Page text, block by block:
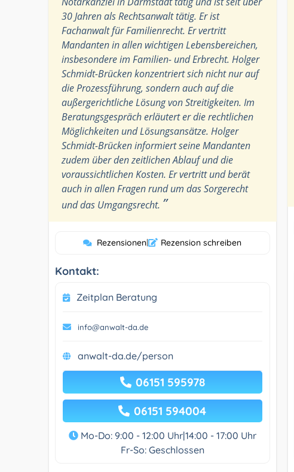
30 Jahren als Rechtsanwalt tätig. Er ist
Fachanwalt für Familienrecht. Er vertritt
Mandanten in allen wichtigen Lebensbereichen,
insbesondere im Familien- und Erbrecht. Holger
Schmidt-Brücken konzentriert sich nicht nur auf
die Prozessführung, sondern auch auf die
außergerichtliche Lösung von Streitigkeiten. Im
Beratungsgespräch erläutert er die rechtlichen
Möglichkeiten und Lösungsansätze. Holger
Schmidt-Brücken informiert seine Mandanten
zudem über den zeitlichen Ablauf und die
voraussichtlichen Kosten. Er vertritt und berät
auch in allen Fragen rund um das Sorgerecht
und das Umgangsrecht. ”
Rezensionen| Rezension schreiben
Kontakt:
Zeitplan Beratung
info@anwalt-da.de
anwalt-da.de/person
06151 595978
06151 594004
Mo-Do: 9:00 - 12:00 Uhr|14:00 - 17:00 Uhr
Fr-So: Geschlossen